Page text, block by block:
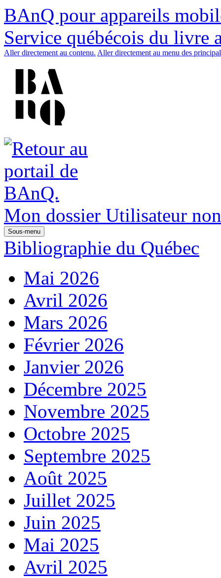
BAnQ pour appareils
Service québécois du livre
Aller directement au contenu. Aller directement au menu des
Mon dossier Utilisateur
Sous-menu
Bibliographie du Québec
Mai 2026
Avril 2026
Mars 2026
Février 2026
Janvier 2026
Décembre 2025
Novembre 2025
Octobre 2025
Septembre 2025
Août 2025
Juillet 2025
Juin 2025
Mai 2025
Avril 2025